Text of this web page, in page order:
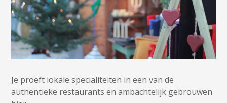
Je proeft lokale specialiteiten in een van de
authentieke restaurants en ambachtelijk gebrouwen